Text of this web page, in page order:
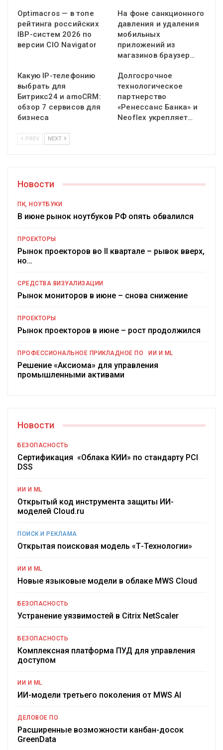
Optimacros — в топе
рейтинга российских
IBP-систем 2026 по
версии CIO Navigator
На фоне санкционного
давления и удаления
мобильных
приложений из
магазинов браузер…
Какую IP-телефонию
выбрать для
Битрикс24 и amoCRM:
обзор 7 сервисов для
бизнеса
Долгосрочное
технологическое
партнерство
«Ренессанс Банка» и
Neoflex укрепляет…
PREV NEXT
Новости
ПК, НОУТБУКИ
В июне рынок ноутбуков РФ опять обвалился
ПРОЕКТОРЫ
Рынок проекторов во II квартале – рывок вверх,
но…
СРЕДСТВА ВИЗУАЛИЗАЦИИ
Рынок мониторов в июне – снова снижение
ПРОЕКТОРЫ
Рынок проекторов в июне – рост продолжился
ПРОФЕССИОНАЛЬНОЕ ПРИКЛАДНОЕ ПО ИИ И ML
Решение «Аксиома» для управления
промышленными активами
Новости
БЕЗОПАСНОСТЬ
Сертификация «Облака КИИ» по стандарту PCI
DSS
ИИ И ML
Открытый код инструмента защиты ИИ-
моделей Cloud.ru
ПОИСК И РЕКЛАМА
Открытая поисковая модель «Т-Технологии»
ИИ И ML
Новые языковые модели в облаке MWS Cloud
БЕЗОПАСНОСТЬ
Устранение уязвимостей в Citrix NetScaler
БЕЗОПАСНОСТЬ
Комплексная платформа ПУД для управления
доступом
ИИ И ML
ИИ-модели третьего поколения от MWS AI
ДЕЛОВОЕ ПО
Расширенные возможности канбан-досок
GreenData